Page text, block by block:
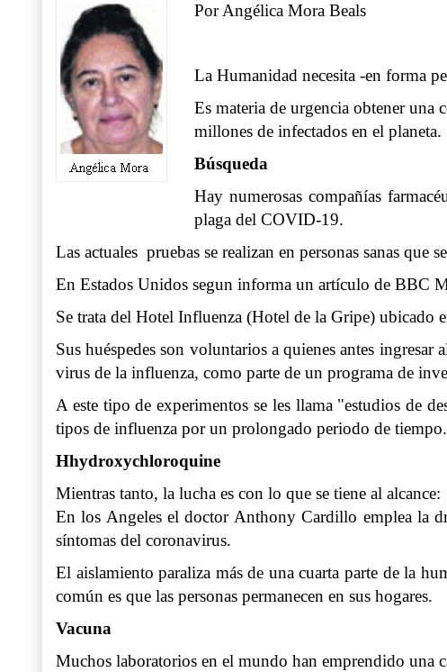
Por Angélica Mora Beals
La Humanidad necesita -en forma
Es materia de urgencia obtener
millones de infectados en el planeta.
Búsqueda
Hay numerosas compañías
plaga del COVID-19.
Las actuales pruebas se realizan en personas sanas que
En Estados Unidos segun informa un artículo de BBC
Se trata del Hotel Influenza (Hotel de la Gripe) ubicado
Sus huéspedes son voluntarios a quienes antes
virus de la influenza, como parte de un programa de
A este tipo de experimentos se les llama "estudios de
tipos de influenza por un prolongado periodo de tiempo.
Hhydroxychloroquine
Mientras tanto, la lucha es con lo que se tiene al alcance:
En los Angeles el doctor Anthony Cardillo emplea la
síntomas del coronavirus.
El aislamiento paraliza más de una cuarta parte de la
común es que las personas permanecen en sus hogares.
Vacuna
Muchos laboratorios en el mundo han emprendido una